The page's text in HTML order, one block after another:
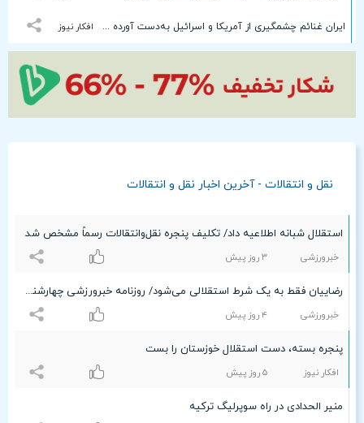
افکار نیوز ایران غنائم چشمگیری از آمریکا و اسرائیل به‌دست آورده است
نقل و انتقالات - آخرین اخبار نقل و انتقالات
استقلال شبانه اطلاعیه داد/ تکلیف پنجره نقل‌وانتقالات رسماً مشخص شد
خبرورزشی ٣ روز پیش
رضاییان فقط به یک شرط استقلالی می‌شود/ روزنامه خبرورزشی چهارشنبه را ببینید
خبرورزشی ۴ روز پیش
پنجره بسته، دست استقلال خوزستان را بست
افکار نیوز ۵ روز پیش
منیر الحدادی در راه سوپرلیگ ترکیه